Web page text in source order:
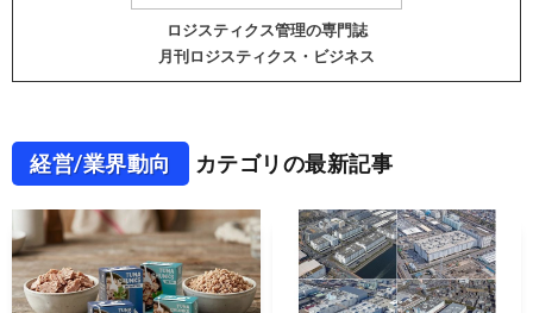
ロジスティクス管理の専門誌
月刊ロジスティクス・ビジネス
経営/業界動向 カテゴリの最新記事